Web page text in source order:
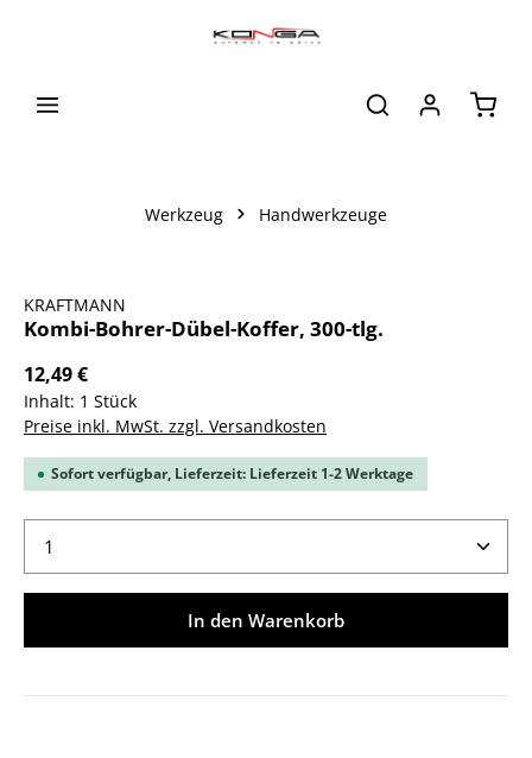
Werkzeug Handwerkzeuge
KRAFTMANN
Kombi-Bohrer-Dübel-Koffer, 300-tlg.
12,49 €
Inhalt: 1 Stück
Preise inkl. MwSt. zzgl. Versandkosten
Sofort verfügbar, Lieferzeit: Lieferzeit 1-2 Werktage
Produkt Anzahl: Gib den gewünschten Wert ein
In den Warenkorb